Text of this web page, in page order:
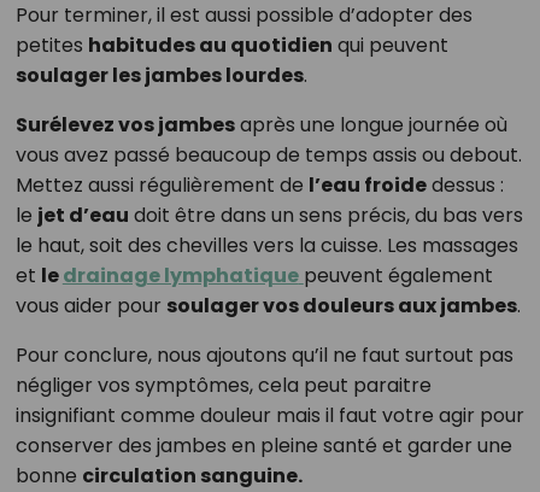
Pour terminer, il est aussi possible d’adopter des
petites habitudes au quotidien qui peuvent
soulager les jambes lourdes.
Surélevez vos jambesaprès une longue journée où
vous avez passé beaucoup de temps assis ou debout.
Mettez aussi régulièrement de l’eau froidedessus :
le jet d’eau doit être dans un sens précis, du bas vers
le haut, soit des chevilles vers la cuisse. Les massages
et ledrainage lymphatique peuvent également
vous aider pour soulager vos douleurs aux jambes.
Pour conclure, nous ajoutons qu’il ne faut surtout pas
négliger vos symptômes, cela peut paraitre
insignifiant comme douleur mais il faut votre agir pour
conserver des jambes en pleine santé et garder une
bonne circulation sanguine.